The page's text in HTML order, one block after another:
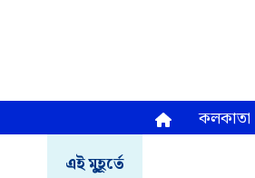
কলকাতা
এই মুহূর্তে
হুমায়ুন কবীর